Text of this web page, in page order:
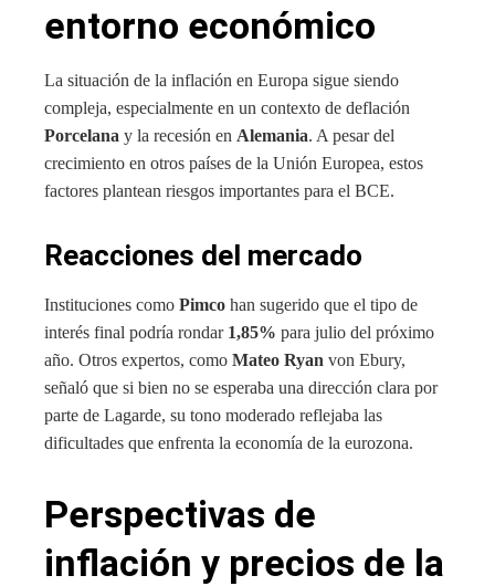
entorno económico
La situación de la inflación en Europa sigue siendo
compleja, especialmente en un contexto de deflación
Porcelana y la recesión en Alemania. A pesar del
crecimiento en otros países de la Unión Europea, estos
factores plantean riesgos importantes para el BCE.
Reacciones del mercado
Instituciones como Pimco han sugerido que el tipo de
interés final podría rondar 1,85% para julio del próximo
año. Otros expertos, como Mateo Ryan von Ebury,
señaló que si bien no se esperaba una dirección clara por
parte de Lagarde, su tono moderado reflejaba las
dificultades que enfrenta la economía de la eurozona.
Perspectivas de
inflación y precios de la